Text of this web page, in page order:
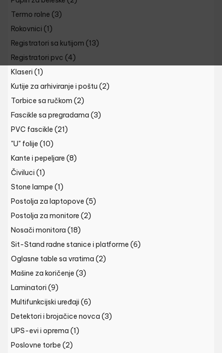
Termo rolne (3)
Rokovnici (1)
Registratori sa kutijom (13)
Registratori pvc (4)
Klaseri (1)
Kutije za arhiviranje i poštu (2)
Torbice sa ručkom (2)
Fascikle sa pregradama (3)
PVC fascikle (21)
"U" folije (10)
Kante i pepeljare (8)
Čiviluci (1)
Stone lampe (1)
Postolja za laptopove (5)
Postolja za monitore (2)
Nosači monitora (18)
Sit-Stand radne stanice i platforme (6)
Oglasne table sa vratima (2)
Mašine za koričenje (3)
Laminatori (9)
Multifunkcijski uređaji (6)
Detektori i brojačice novca (3)
UPS-evi i oprema (1)
Poslovne torbe (2)